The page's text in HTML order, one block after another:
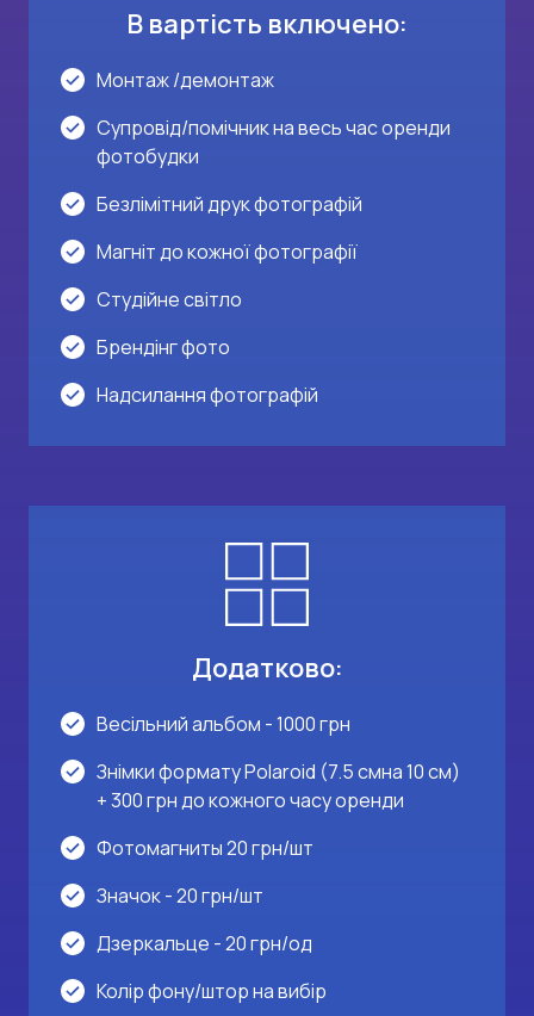
В вартість включено:
Монтаж /демонтаж
Супровід/помічник на весь час оренди
фотобудки
Безлімітний друк фотографій
Магніт до кожної фотографії
Студійне світло
Брендінг фото
Надсилання фотографій
Додатково:
Весільний альбом - 1000 грн
Знімки формату Polaroid (7.5 смна 10 см)
+ 300 грн до кожного часу оренди
Фотомагниты 20 грн/шт
Значок - 20 грн/шт
Дзеркальце - 20 грн/од
Колір фону/штор на вибір